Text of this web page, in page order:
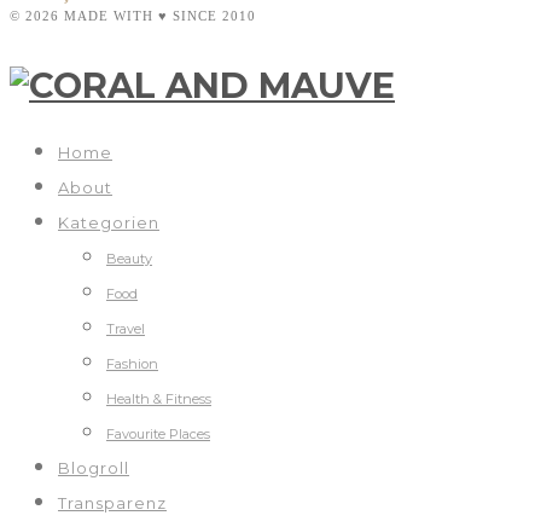
© 2026 MADE WITH ♥ SINCE 2010
Home
About
Kategorien
Beauty
Food
Travel
Fashion
Health & Fitness
Favourite Places
Blogroll
Transparenz